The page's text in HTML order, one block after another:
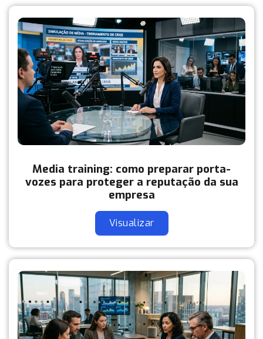
Media training: como preparar porta-
vozes para proteger a reputação da sua
empresa
Visualizar